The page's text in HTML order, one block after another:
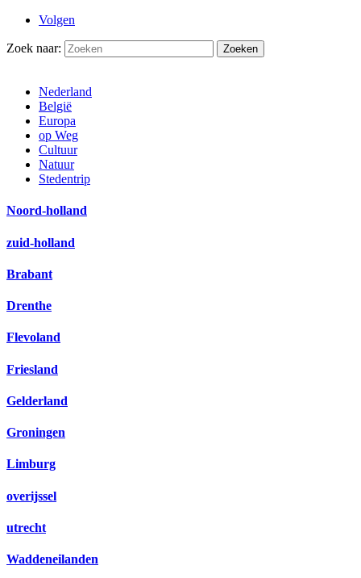
Volgen
Zoek naar:
Nederland
België
Europa
op Weg
Cultuur
Natuur
Stedentrip
Noord-holland
zuid-holland
Brabant
Drenthe
Flevoland
Friesland
Gelderland
Groningen
Limburg
overijssel
utrecht
Waddeneilanden